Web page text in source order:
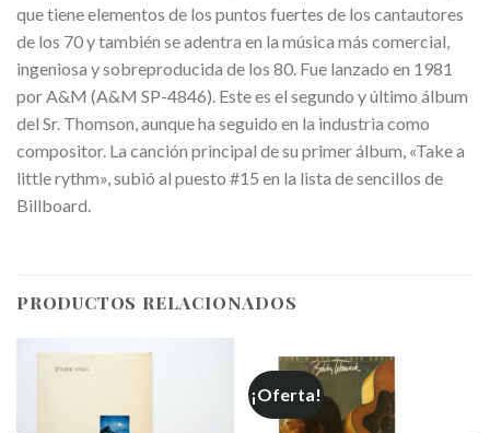
que tiene elementos de los puntos fuertes de los cantautores
de los 70 y también se adentra en la música más comercial,
ingeniosa y sobreproducida de los 80. Fue lanzado en 1981
por A&M (A&M SP-4846). Este es el segundo y último álbum
del Sr. Thomson, aunque ha seguido en la industria como
compositor. La canción principal de su primer álbum, «Take a
little rythm», subió al puesto #15 en la lista de sencillos de
Billboard.
PRODUCTOS RELACIONADOS
¡Oferta!